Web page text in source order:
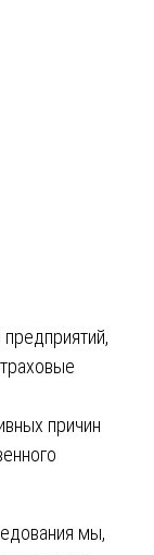
причин
мы,